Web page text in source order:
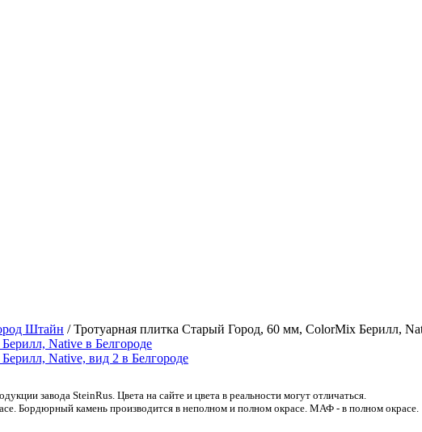
Штайн /Тротуарная плитка Старый Город, 60 мм, ColorMix Берилл,
заводa SteinRus. Цвета на сайте и цвета в реальности могут отличаться.
Бордюрный камень производится в неполном и полном окрасе. МАФ - в полном окрасе.